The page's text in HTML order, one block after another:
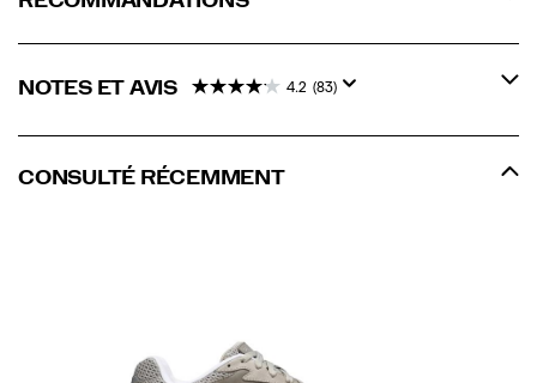
NOTES ET AVIS 4.2 (83)
CONSULTÉ RÉCEMMENT